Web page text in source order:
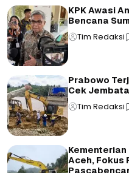
KPK Awasi
Bencana
Tim Redaksi
Prabowo
Cek
Tim Redaksi
Kementerian
Aceh, Fokus